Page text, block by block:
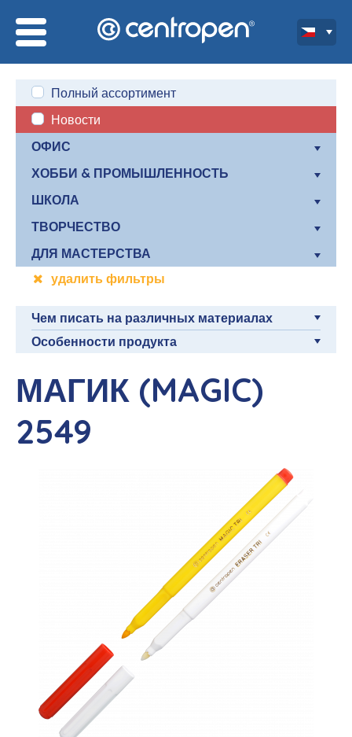
Полный ассортимент
Новости
ОФИС
ХОББИ & ПРОМЫШЛЕННОСТЬ
ШКОЛА
ТВОРЧЕСТВО
ДЛЯ МАСТЕРСТВА
удалить фильтры
Чем писать на различных материалах
Особенности продукта
МАГИК (MAGIC)
2549